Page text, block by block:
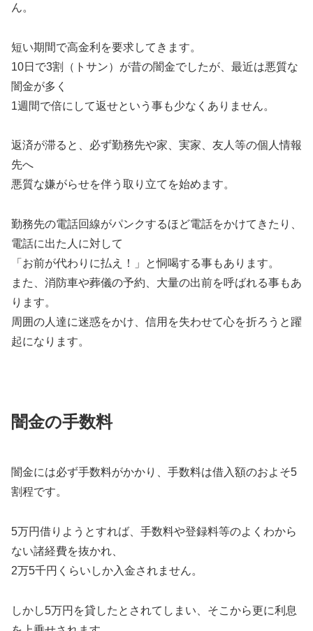
ん。
短い期間で高金利を要求してきます。
10日で3割（トサン）が昔の闇金でしたが、最近は悪質な
闇金が多く
1週間で倍にして返せという事も少なくありません。
返済が滞ると、必ず勤務先や家、実家、友人等の個人情報
先へ
悪質な嫌がらせを伴う取り立てを始めます。
勤務先の電話回線がパンクするほど電話をかけてきたり、
電話に出た人に対して
「お前が代わりに払え！」と恫喝する事もあります。
また、消防車や葬儀の予約、大量の出前を呼ばれる事もあ
ります。
周囲の人達に迷惑をかけ、信用を失わせて心を折ろうと躍
起になります。
闇金の手数料
闇金には必ず手数料がかかり、手数料は借入額のおよそ5
割程です。
5万円借りようとすれば、手数料や登録料等のよくわから
ない諸経費を抜かれ、
2万5千円くらいしか入金されません。
しかし5万円を貸したとされてしまい、そこから更に利息